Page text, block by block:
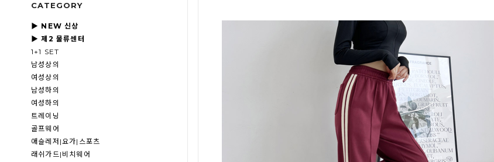
CATEGORY
▶ NEW 신상
▶ 제2 물류센터
1+1 SET
남성상의
여성상의
남성하의
여성하의
트레이닝
골프웨어
애슬레저|요가|스포츠
래쉬가드|비치웨어